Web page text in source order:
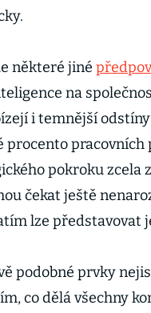
některé jiné
na
i temnější
procento pracovních
pokroku zcela
čekat ještě
lze představovat
podobné prvky
co dělá všechny